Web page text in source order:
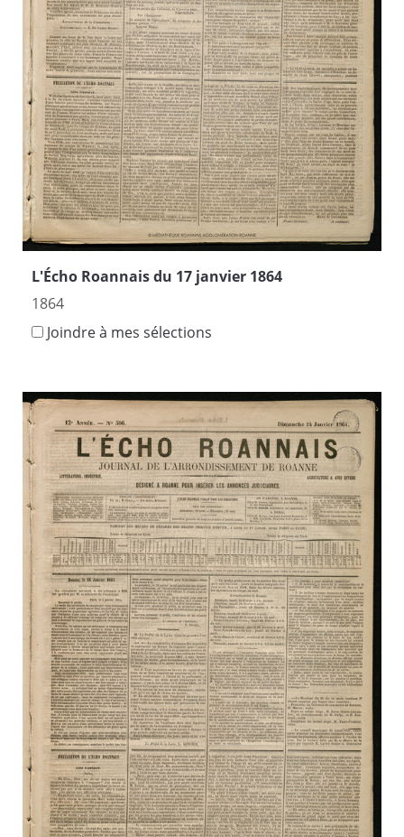
L'Écho Roannais du 17 janvier 1864
1864
Joindre à mes sélections